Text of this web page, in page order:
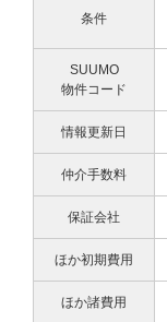
条件
SUUMO
物件コード
情報更新日
仲介手数料
保証会社
ほか初期費用
ほか諸費用